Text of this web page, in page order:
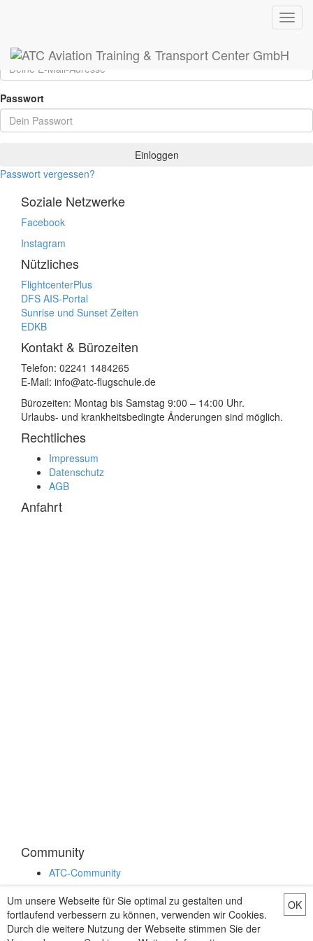
E-Mail
Passwort
Einloggen
Passwort vergessen?
Soziale Netzwerke
Facebook
Instagram
Nützliches
FlightcenterPlus
DFS AIS-Portal
Sunrise und Sunset Zeiten
EDKB
Kontakt & Bürozeiten
Telefon: 02241 1484265
E-Mail: info@atc-flugschule.de
Bürozeiten: Montag bis Samstag 9:00 – 14:00 Uhr.
Urlaubs- und krankheitsbedingte Änderungen sind möglich.
Rechtliches
Impressum
Datenschutz
AGB
Anfahrt
Community
ATC-Community
Um unsere Webseite für Sie optimal zu gestalten und
fortlaufend verbessern zu können, verwenden wir Cookies.
Durch die weitere Nutzung der Webseite stimmen Sie der
OK